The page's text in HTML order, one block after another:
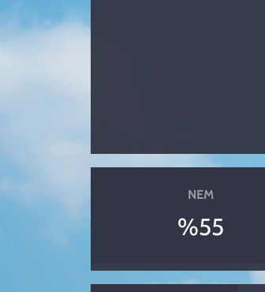
NEM
%55
KADIN